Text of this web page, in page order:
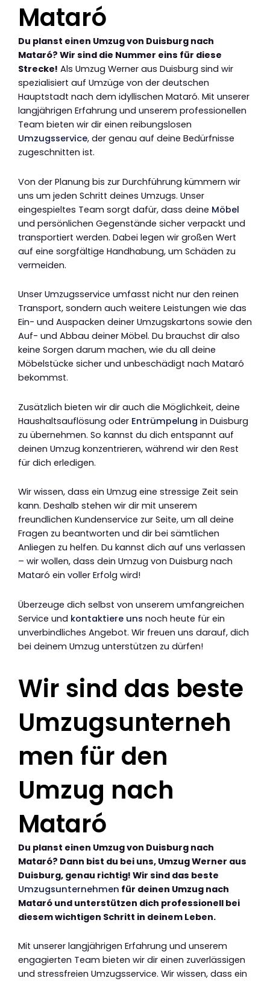
Mataró
Du planst einen Umzug von Duisburg nach
Mataró? Wir sind die Nummer eins für diese
Strecke! Als Umzug Werner aus Duisburg sind wir
spezialisiert auf Umzüge von der deutschen
Hauptstadt nach dem idyllischen Mataró. Mit unserer
langjährigen Erfahrung und unserem professionellen
Team bieten wir dir einen reibungslosen
Umzugsservice, der genau auf deine Bedürfnisse
zugeschnitten ist.
Von der Planung bis zur Durchführung kümmern wir
uns um jeden Schritt deines Umzugs. Unser
eingespieltes Team sorgt dafür, dass deine Möbel
und persönlichen Gegenstände sicher verpackt und
transportiert werden. Dabei legen wir großen Wert
auf eine sorgfältige Handhabung, um Schäden zu
vermeiden.
Unser Umzugsservice umfasst nicht nur den reinen
Transport, sondern auch weitere Leistungen wie das
Ein- und Auspacken deiner Umzugskartons sowie den
Auf- und Abbau deiner Möbel. Du brauchst dir also
keine Sorgen darum machen, wie du all deine
Möbelstücke sicher und unbeschädigt nach Mataró
bekommst.
Zusätzlich bieten wir dir auch die Möglichkeit, deine
Haushaltsauflösung oder Entrümpelung in Duisburg
zu übernehmen. So kannst du dich entspannt auf
deinen Umzug konzentrieren, während wir den Rest
für dich erledigen.
Wir wissen, dass ein Umzug eine stressige Zeit sein
kann. Deshalb stehen wir dir mit unserem
freundlichen Kundenservice zur Seite, um all deine
Fragen zu beantworten und dir bei sämtlichen
Anliegen zu helfen. Du kannst dich auf uns verlassen
– wir wollen, dass dein Umzug von Duisburg nach
Mataró ein voller Erfolg wird!
Überzeuge dich selbst von unserem umfangreichen
Service und kontaktiere uns noch heute für ein
unverbindliches Angebot. Wir freuen uns darauf, dich
bei deinem Umzug unterstützen zu dürfen!
Wir sind das beste
Umzugsunterneh
men für den
Umzug nach
Mataró
Du planst einen Umzug von Duisburg nach
Mataró? Dann bist du bei uns, Umzug Werner aus
Duisburg, genau richtig! Wir sind das beste
Umzugsunternehmen für deinen Umzug nach
Mataró und unterstützen dich professionell bei
diesem wichtigen Schritt in deinem Leben.
Mit unserer langjährigen Erfahrung und unserem
engagierten Team bieten wir dir einen zuverlässigen
und stressfreien Umzugsservice. Wir wissen, dass ein